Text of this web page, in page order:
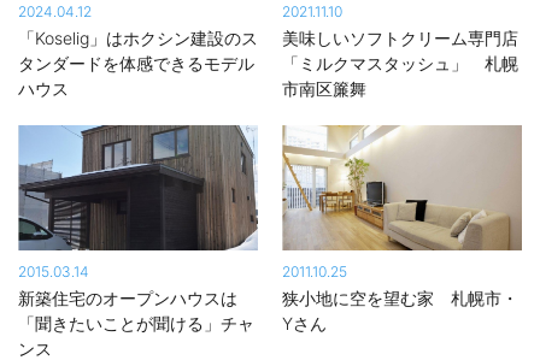
耐久性能などの高さに加え、室内側に構造材の木材が現わしにな
る。室内の壁、天井など多くの場所に木の風合い、質感、そして
大工さんの技の成果を見ることができるのも魅力の一つ。外壁板
無垢材の活用、そして大工の腕が光る木製階段、収納、テーブル
など既製品にはない造作の魅力もある。
2024.04.12
「Koselig」はホクシン建設のス
タンダードを体感できるモデル
ハウス
2021.11.10
美味しいソフトクリーム専門店
「ミルクマスタッシュ」 札幌
市南区簾舞
2015.03.14
新築住宅のオープンハウスは
「聞きたいことが聞ける」チャ
ンス
2011.10.25
狭小地に空を望む家 札幌市・
Yさん